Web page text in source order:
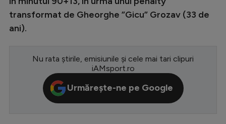
Europa League
Premier League
LaLiga
transformat de Gheorghe ”Gicu” Grozav (33 de
ani).
Nu rata știrile, emisiunile și cele mai tari clipuri
iAMsport.ro
Urmărește-ne pe Google